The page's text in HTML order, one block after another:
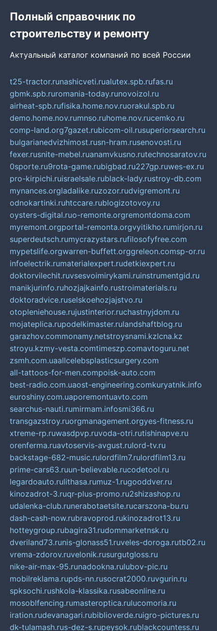
Полный справочник по
строительству и ремонту
Актуальный каталог компаний по всей России
t25-tractor.runashicveti.rualutex.spb.rufas.ru
gbmk.spb.ruromania-today.runovoizol.ru
airheat-spb.rufisika.home.nov.ruorakul.spb.ru
demo.home.nov.rumnso.ruhome.nov.rucemko.ru
comp-land.org7gazet.rubicom-oil.rusuperiorsearch.ru
bulgarianedvizhimost.rusn-hram.rusenovosti.ru
fexer.rusnite-mebel.ruanamvkusno.rutechnosaratov.ru
0sporte.ru9rota-game.rubigbad.ru227gp.ruwes-ex.ru
pro-kirpichi.ruisraelsale.rublack-lady.rustroy-db.com
mynances.orgladalike.ruzozor.rudvigremont.ru
odnokartinki.ruhtccare.rublogizotovoy.ru
oysters-digital.ruo-remonte.orgremontdoma.com
myremont.orgportal-remonta.orgvyitikho.rumirjon.ru
superdeutsch.rumycrazystars.rufilosofyfree.com
mypetslife.orgwarren-buffett.orggreleon.comsp-or.ru
infoelectrik.rumaterialexpert.rudetkiexpert.ru
doktorvilechit.ruvsesvoimirykami.ruinstrumentgid.ru
manikjurinfo.ruhozjajkainfo.rustroimaterials.ru
doktoradvice.ruselskoehozjajstvo.ru
otopleniehouse.rujustinterior.ruchastnyjdom.ru
mojateplica.rupodelkimaster.rulandshaftblog.ru
garazhov.commonamy.netstroysnami.kzlcna.kz
stroyu.kzmy-vesta.comtimeszp.comavtoguru.net
zsmh.com.uaallcelebsplasticsurgery.com
all-tattoos-for-men.compoisk-auto.com
best-radio.com.uaost-engineering.comkuryatnik.info
euroshiny.com.uaporemontuavto.com
searchus-nauti.rumirmam.infosmi366.ru
transgazstroy.ruorgmanagement.orgyes-fitness.ru
xtreme-rp.ruwasdpvp.ruvoda-otri.rutishinapve.ru
orenferma.ruavtoservis-avgust.rulord-tv.ru
backstage-682-music.rulordfilm7.rulordfilm13.ru
prime-cars63.ruun-believable.rucodetool.ru
legardoauto.rulithasa.rumuz-1.rugooddver.ru
kinozadrot-3.ruqr-plus-promo.ru2shizashop.ru
udalenka-club.runerabotaetsite.rucarszona-bu.ru
dash-cash-now.rubravoprod.rukinozadrot13.ru
hotteygroup.rubagira31.rudommarketnsk.ru
dveriland73.runis-glonass51.ruveles-doroga.rutb02.ru
vrema-zdorov.ruvelonik.rusurgutgloss.ru
nike-air-max-95.runadookna.rulubov-pic.ru
mobilreklama.rupds-nn.rusocrat2000.ruvgurin.ru
spksochi.rushkola-klassika.rusabeonline.ru
mosoblfencing.rumasteroptica.rulucomoria.ru
iration.rudevanagari.rubiblioverde.ruigro-pictures.ru
dk-tulamash.rus-dez-s.rupeysok.rublackcountess.ru